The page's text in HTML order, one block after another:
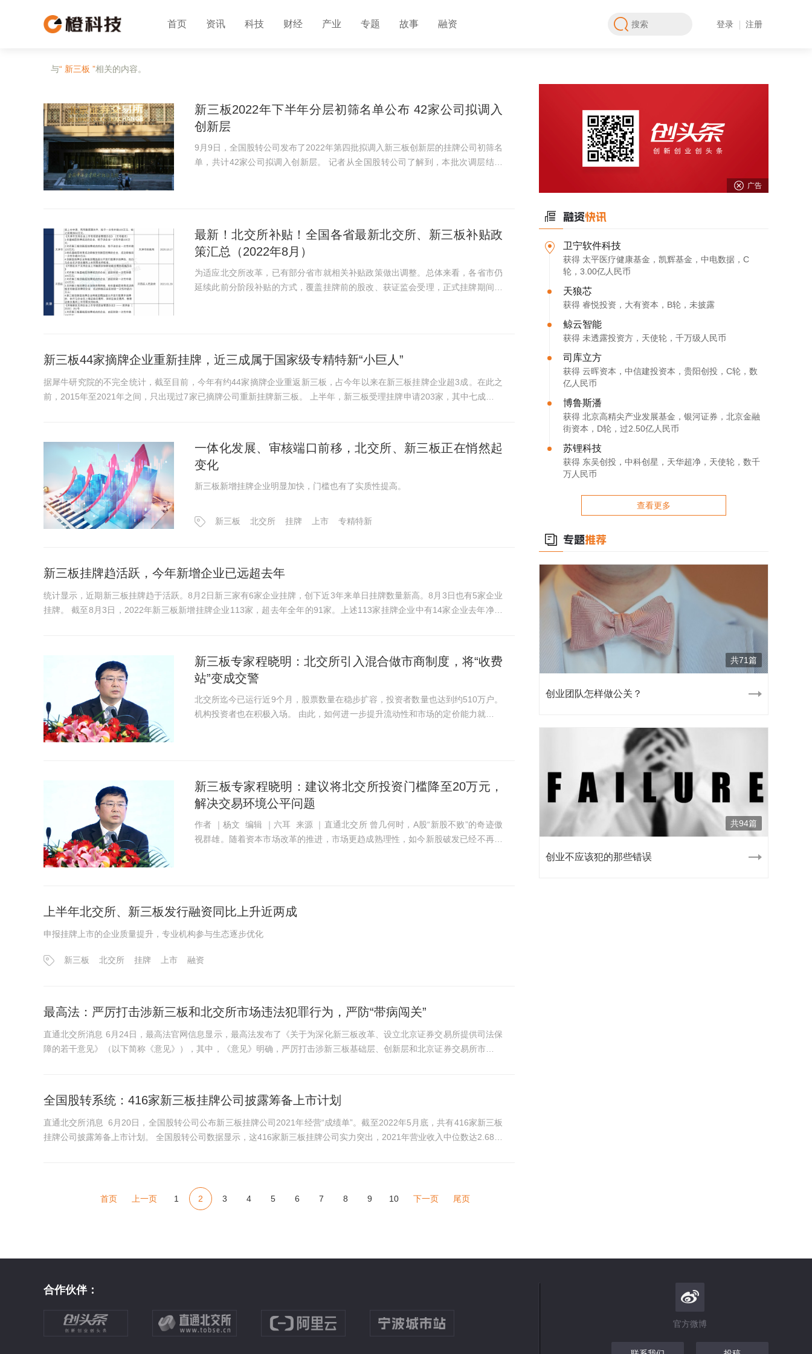
首页 资讯 科技 财经 产业 专题 故事 融资 登录 注册
与“ 新三板 ”相关的内容。
新三板2022年下半年分层初筛名单公布 42家公司拟调入
创新层
9月9日，全国股转公司发布了2022年第四批拟调入新三板创新层的挂牌公司初筛名
单，共计42家公司拟调入创新层。 记者从全国股转公司了解到，本批次调层结束
最新！北交所补贴！全国各省最新北交所、新三板补贴政
策汇总（2022年8月）
为适应北交所改革，已有部分省市就相关补贴政策做出调整。总体来看，各省市仍
延续此前分阶段补贴的方式，覆盖挂牌前的股改、获证监会受理，正式挂牌期间由
新三板44家摘牌企业重新挂牌，近三成属于国家级专精特新“小巨人”
据犀牛研究院的不完全统计，截至目前，今年有约44家摘牌企业重返新三板，占今年以来在新三板挂牌企业超3成。在此之
前，2015年至2021年之间，只出现过7家已摘牌公司重新挂牌新三板。 上半年，新三板受理挂牌申请203家，其中七成企业
一体化发展、审核端口前移，北交所、新三板正在悄然起
变化
新三板新增挂牌企业明显加快，门槛也有了实质性提高。
新三板 北交所 挂牌 上市 专精特新
新三板挂牌趋活跃，今年新增企业已远超去年
统计显示，近期新三板挂牌趋于活跃。8月2日新三家有6家企业挂牌，创下近3年来单日挂牌数量新高。8月3日也有5家企业
挂牌。 截至8月3日，2022年新三板新增挂牌企业113家，超去年全年的91家。上述113家挂牌企业中有14家企业去年净利
新三板专家程晓明：北交所引入混合做市商制度，将“收费
站”变成交警
北交所迄今已运行近9个月，股票数量在稳步扩容，投资者数量也达到约510万户。
机构投资者也在积极入场。 由此，如何进一步提升流动性和市场的定价能力就成为
新三板专家程晓明：建议将北交所投资门槛降至20万元，
解决交易环境公平问题
作者 ｜杨文 编辑 ｜六耳 来源 ｜直通北交所 曾几何时，A股“新股不败”的奇迹傲
视群雄。随着资本市场改革的推进，市场更趋成熟理性，如今新股破发已经不再让
上半年北交所、新三板发行融资同比上升近两成
申报挂牌上市的企业质量提升，专业机构参与生态逐步优化
新三板 北交所 挂牌 上市 融资
最高法：严厉打击涉新三板和北交所市场违法犯罪行为，严防“带病闯关”
直通北交所消息 6月24日，最高法官网信息显示，最高法发布了《关于为深化新三板改革、设立北京证券交易所提供司法保
障的若干意见》（以下简称《意见》），其中，《意见》明确，严厉打击涉新三板基础层、创新层和北京证券交易所市场违
全国股转系统：416家新三板挂牌公司披露筹备上市计划
直通北交所消息 6月20日，全国股转公司公布新三板挂牌公司2021年经营“成绩单”。截至2022年5月底，共有416家新三板
挂牌公司披露筹备上市计划。 全国股转公司数据显示，这416家新三板挂牌公司实力突出，2021年营业收入中位数达2.68亿
首页 上一页 1 2 3 4 5 6 7 8 9 10 下一页 尾页
广告
卫宁软件科技
获得 太平医疗健康基金，凯辉基金，中电数据，C
轮，3.00亿人民币
天狼芯
获得 睿悦投资，大有资本，B轮，未披露
鲸云智能
获得 未透露投资方，天使轮，千万级人民币
司库立方
获得 云晖资本，中信建投资本，贵阳创投，C轮，数
亿人民币
博鲁斯潘
获得 北京高精尖产业发展基金，银河证券，北京金融
街资本，D轮，过2.50亿人民币
苏锂科技
获得 东吴创投，中科创星，天华超净，天使轮，数千
万人民币
查看更多
共71篇
创业团队怎样做公关？
共94篇
创业不应该犯的那些错误
合作伙伴：
官方微博